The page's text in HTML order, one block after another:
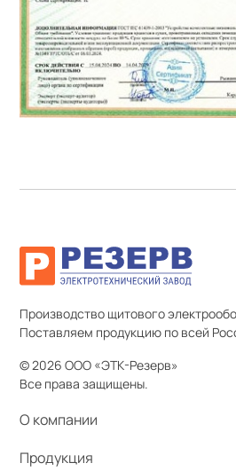
Производство щитового
Поставляем продукцию по всей
© 2026 ООО «ЭТК-Резерв»
Все права защищены.
О компании
Продукция